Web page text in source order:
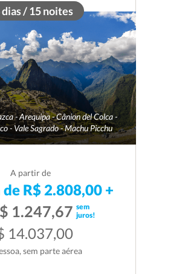
dias / 15 noites
- Arequipa - Cânion del Colca -
- Vale Sagrado - Machu Picchu
A partir de
R$ 2.808,00 +
1.247,67 sem
juros!
14.037,00
sem parte aérea